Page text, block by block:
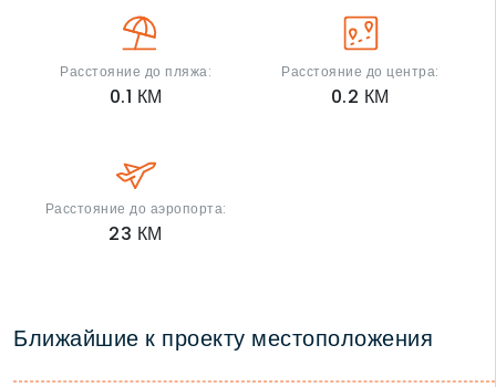
Расстояние до пляжа:
0.1 КМ
Расстояние до центра:
0.2 КМ
Расстояние до аэропорта:
23 КМ
Ближайшие к проекту местоположения